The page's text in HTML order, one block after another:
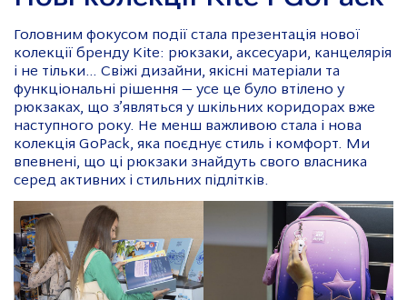
Головним фокусом події стала презентація нової
колекції бренду Kite: рюкзаки, аксесуари, канцелярія
і не тільки… Свіжі дизайни, якісні матеріали та
функціональні рішення — усе це було втілено у
рюкзаках, що з’являться у шкільних коридорах вже
наступного року. Не менш важливою стала і нова
колекція GoPack, яка поєднує стиль і комфорт. Ми
впевнені, що ці рюкзаки знайдуть свого власника
серед активних і стильних підлітків.